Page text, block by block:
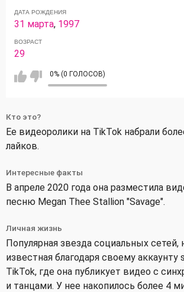
ДАТА РОЖДЕНИЯ
31 марта, 1997
ВОЗРАСТ
29
0% (0 ГОЛОСОВ)
Кто это?
Ее видеоролики на TikTok набрали
лайков.
Интересные факты
В апреле 2020 года она разместила
песню Megan Thee Stallion "Savage".
Личная жизнь
Популярная звезда социальных сетей,
известная благодаря своему аккаунту
TikTok, где она публикует видео с
и танцами. У нее накопилось более 4